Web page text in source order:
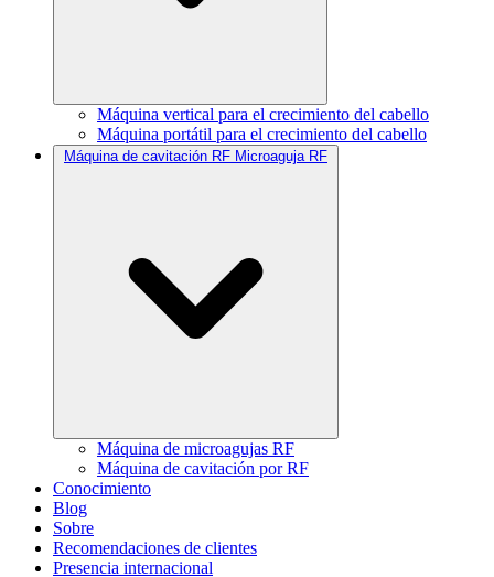
Máquina vertical para el crecimiento del cabello
Máquina portátil para el crecimiento del cabello
Máquina de cavitación RF Microaguja RF
Máquina de microagujas RF
Máquina de cavitación por RF
Conocimiento
Blog
Sobre
Recomendaciones de clientes
Presencia internacional